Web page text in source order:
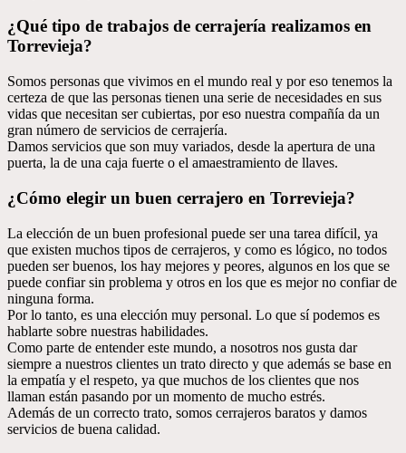
¿Qué tipo de trabajos de cerrajería realizamos en
Torrevieja?
Somos personas que vivimos en el mundo real y por eso tenemos la
certeza de que las personas tienen una serie de necesidades en sus
vidas que necesitan ser cubiertas, por eso nuestra compañía da un
gran número de servicios de cerrajería.
Damos servicios que son muy variados, desde la apertura de una
puerta, la de una caja fuerte o el amaestramiento de llaves.
¿Cómo elegir un buen cerrajero en Torrevieja?
La elección de un buen profesional puede ser una tarea difícil, ya
que existen muchos tipos de cerrajeros, y como es lógico, no todos
pueden ser buenos, los hay mejores y peores, algunos en los que se
puede confiar sin problema y otros en los que es mejor no confiar de
ninguna forma.
Por lo tanto, es una elección muy personal. Lo que sí podemos es
hablarte sobre nuestras habilidades.
Como parte de entender este mundo, a nosotros nos gusta dar
siempre a nuestros clientes un trato directo y que además se base en
la empatía y el respeto, ya que muchos de los clientes que nos
llaman están pasando por un momento de mucho estrés.
Además de un correcto trato, somos cerrajeros baratos y damos
servicios de buena calidad.